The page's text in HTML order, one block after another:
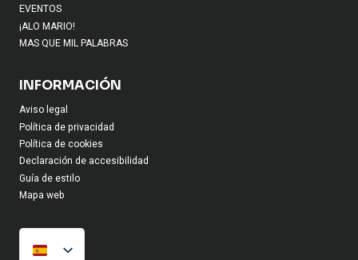
EVENTOS
¡ALO MARIO!
MAS QUE MIL PALABRAS
INFORMACIÓN
Aviso legal
Política de privacidad
Política de cookies
Declaración de accesibilidad
Guía de estilo
Mapa web